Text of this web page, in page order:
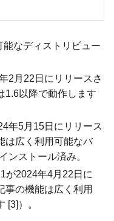
能なディストリビュー
2月22日にリリースさ
1.6以降で動作します
年5月15日にリリース
は広く利用可能なバ
ンストール済み。
が2024年4月22日に
事の機能は広く利用
[3]）。